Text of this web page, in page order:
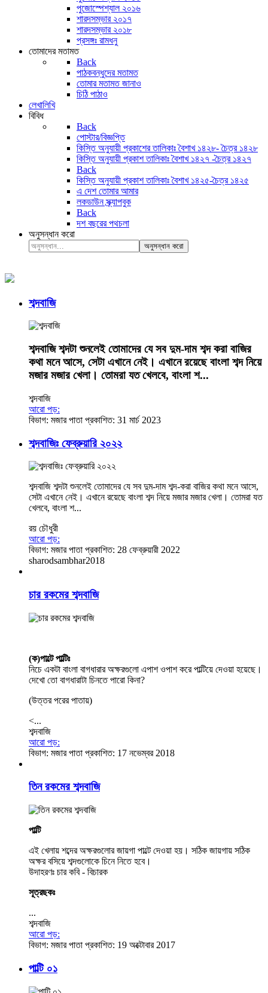
পুজোস্পেশ্যাল ২০১৬
শারদসম্ভার ২০১৭
শারদসম্ভার ২০১৮
প্রসঙ্গঃ রামধনু
তোমাদের মতামত
Back
পাঠকবন্ধুদের মতামত
তোমার মতামত জানাও
চিঠি পাঠাও
লেখালিখি
বিবিধ
Back
পোস্টার/বিজ্ঞপ্তি
কিস্তি অনুযায়ী প্রকাশের তালিকাঃ বৈশাখ ১৪২৮- চৈত্র ১৪২৮
কিস্তি অনুযায়ী প্রকাশ তালিকাঃ বৈশাখ ১৪২৭ -চৈত্র ১৪২৭
Back
কিস্তি অনুযায়ী প্রকাশ তালিকাঃ বৈশাখ ১৪২৫-চৈত্র ১৪২৫
এ দেশ তোমার আমার
লকডাউন স্ক্র্যাপবুক
Back
দশ বছরের পথচলা
অনুসন্ধান করো
অনুসন্ধান করো
শব্দবাজি
শব্দবাজি শব্দটা শুনলেই তোমাদের যে সব দুম-দাম শব্দ করা বাজির
কথা মনে আসে, সেটা এখানে নেই। এখানে রয়েছে বাংলা শব্দ নিয়ে
মজার মজার খেলা। তোমরা যত খেলবে, বাংলা শ...
শব্দবাজি
আরো পড়:
বিভাগ: মজার পাতা প্রকাশিত: 31 মার্চ 2023
শব্দবাজিঃ ফেব্রুয়ারি ২০২২
শব্দবাজি শব্দটা শুনলেই তোমাদের যে সব দুম-দাম শব্দ-করা বাজির কথা মনে আসে,
সেটা এখানে নেই। এখানে রয়েছে বাংলা শব্দ নিয়ে মজার মজার খেলা। তোমরা যত
খেলবে, বাংলা শ...
রয় চৌধুরী
আরো পড়:
বিভাগ: মজার পাতা প্রকাশিত: 28 ফেব্রুয়ারী 2022
sharodsambhar2018
চার রকমের শব্দবাজি
(ক)পাল্টে পাল্টিঃ
নিচে একটা বাংলা বাগধারার অক্ষরগুলো এপাশ ওপাশ করে পাল্টিয়ে দেওয়া হয়েছে।
দেখো তো বাগধারাটা চিনতে পারো কিনা?
(উত্তর পরের পাতায়)
<...
শব্দবাজি
আরো পড়:
বিভাগ: মজার পাতা প্রকাশিত: 17 নভেম্বর 2018
তিন রকমের শব্দবাজি
পাল্টি
এই খেলায় শব্দের অক্ষরগুলোর জায়গা পাল্টে দেওয়া হয়। সঠিক জায়গায় সঠিক
অক্ষর বসিয়ে শব্দগুলোকে চিনে নিতে হবে।
উদাহরণঃ চার কবি - বিচারক
সূত্রছকঃ
...
শব্দবাজি
আরো পড়:
বিভাগ: মজার পাতা প্রকাশিত: 19 অক্টোবার 2017
পাল্টি ০১